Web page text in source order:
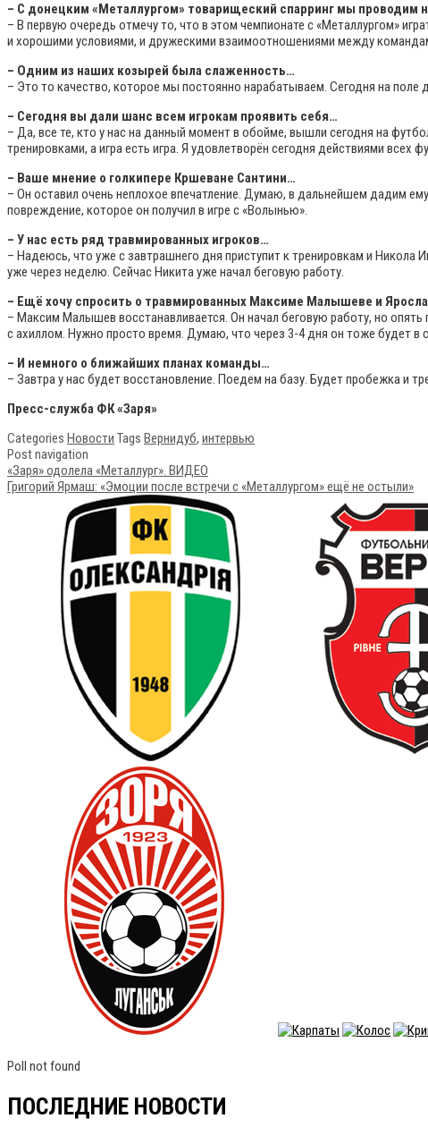
– С донецким «Металлургом» товарищеский спарринг мы проводим
– В первую очередь отмечу то, что в этом чемпионате с «Металлургом»
и хорошими условиями, и дружескими взаимоотношениями между
– Одним из наших козырей была слаженность…
– Это то качество, которое мы постоянно нарабатываем. Сегодня на
– Сегодня вы дали шанс всем игрокам проявить себя…
– Да, все те, кто у нас на данный момент в обойме, вышли сегодня на
тренировками, а игра есть игра. Я удовлетворён сегодня действиями всех
– Ваше мнение о голкипере Кршеване Сантини…
– Он оставил очень неплохое впечатление. Думаю, в дальнейшем дадим
повреждение, которое он получил в игре с «Волынью».
– У нас есть ряд травмированных игроков…
– Надеюсь, что уже с завтрашнего дня приступит к тренировкам и Никола
уже через неделю. Сейчас Никита уже начал беговую работу.
– Ещё хочу спросить о травмированных Максиме Малышеве и
– Максим Малышев восстанавливается. Он начал беговую работу, но
с ахиллом. Нужно просто время. Думаю, что через 3-4 дня он тоже будет в
– И немного о ближайших планах команды…
– Завтра у нас будет восстановление. Поедем на базу. Будет пробежка и
Пресс-служба ФК «Заря»
Categories Новости Tags Вернидуб, интервью
Post navigation
«Заря» одолела «Металлург». ВИДЕО
Григорий Ярмаш: «Эмоции после встречи с «Металлургом» ещё не остыли»
Poll not found
ПОСЛЕДНИЕ НОВОСТИ